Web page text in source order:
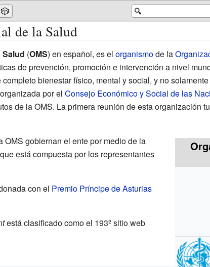
🔍
🎲
de la Salud
Salud (OMS) en español, es el organismode la
de prevención, promoción e intervención a nivel
bienestar físico, mental y social, y no
por el Consejo Económico y Social de las
de la OMS. La primera reunión de esta organización
OMS gobiernan el ente por medio de la
está compuesta por los representantes
con el Premio Príncipe de Asturias
está clasificado como el 193º sitio web